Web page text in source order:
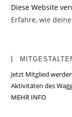
Diese Website
Erfahre, wie
Jetzt Mitglied
Aktivitäten des
MEHR INFO